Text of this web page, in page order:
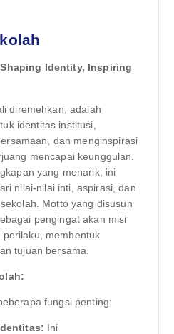
Identity, Inspiring
diremehkan, adalah
identitas institusi,
dan menginspirasi
mencapai keunggulan.
yang menarik; ini
nilai-nilai inti, aspirasi, dan
Motto yang disusun
pengingat akan misi
membentuk
tujuan bersama.
fungsi penting:
Ini